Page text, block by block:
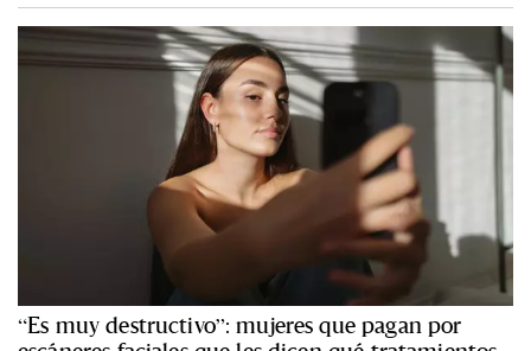
“Es muy destructivo”: mujeres que pagan por